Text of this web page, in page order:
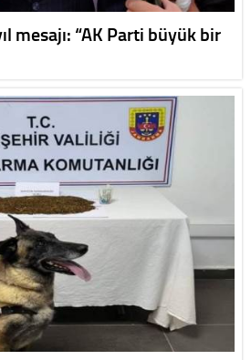
mesajı: “AK Parti büyük bir